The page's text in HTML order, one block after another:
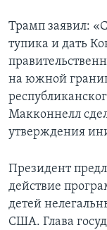
Трамп заявил:
тупика и дать
на южной
Макконнелл
утверждения
Президент
действие
детей
США. Глава